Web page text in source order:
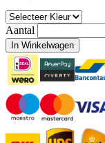
Aantal
In Winkelwagen